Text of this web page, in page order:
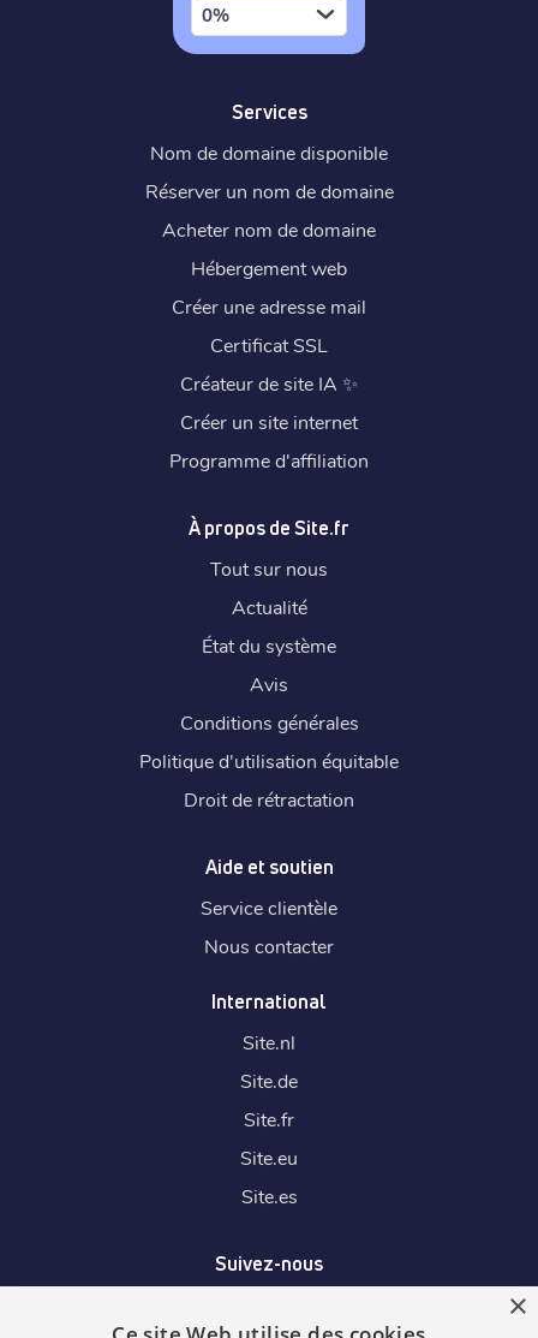
0%
Services
Nom de domaine disponible
Réserver un nom de domaine
Acheter nom de domaine
Hébergement web
Créer une adresse mail
Certificat SSL
Créateur de site IA ✨
Créer un site internet
Programme d'affiliation
À propos de Site.fr
Tout sur nous
Actualité
État du système
Avis
Conditions générales
Politique d'utilisation équitable
Droit de rétractation
Aide et soutien
Service clientèle
Nous contacter
International
Site.nl
Site.de
Site.fr
Site.eu
Site.es
Suivez-nous
×